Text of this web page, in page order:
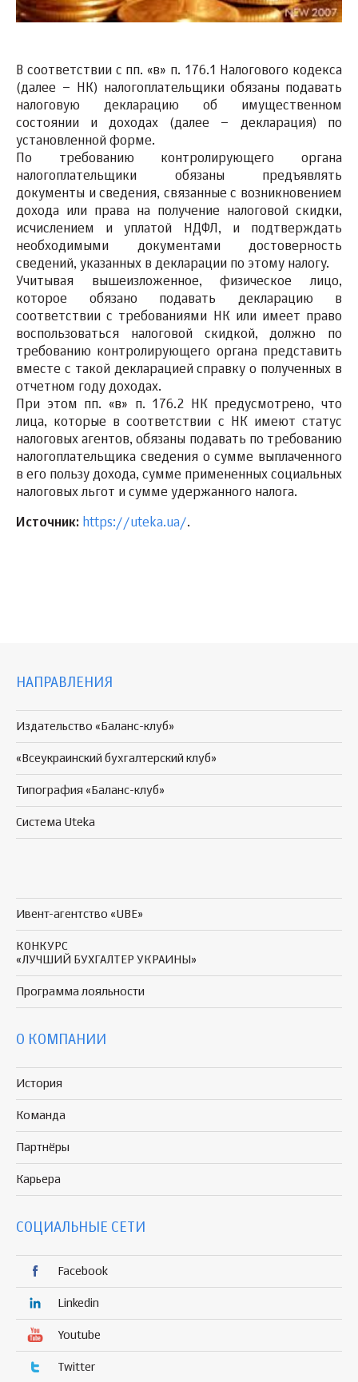
В соответствии с пп. «в» п. 176.1 Налогового кодекса
(далее – НК) налогоплательщики обязаны подавать
налоговую декларацию об имущественном
состоянии и доходах (далее – декларация) по
установленной форме.
По требованию контролирующего органа
налогоплательщики обязаны предъявлять
документы и сведения, связанные с возникновением
дохода или права на получение налоговой скидки,
исчислением и уплатой НДФЛ, и подтверждать
необходимыми документами достоверность
сведений, указанных в декларации по этому налогу.
Учитывая вышеизложенное, физическое лицо,
которое обязано подавать декларацию в
соответствии с требованиями НК или имеет право
воспользоваться налоговой скидкой, должно по
требованию контролирующего органа представить
вместе с такой декларацией справку о полученных в
отчетном году доходах.
При этом пп. «в» п. 176.2 НК предусмотрено, что
лица, которые в соответствии с НК имеют статус
налоговых агентов, обязаны подавать по требованию
налогоплательщика сведения о сумме выплаченного
в его пользу дохода, сумме примененных социальных
налоговых льгот и сумме удержанного налога.
Источник: https://uteka.ua/.
НАПРАВЛЕНИЯ
Издательство «Баланс-клуб»
«Всеукраинский бухгалтерский клуб»
Типография «Баланс-клуб»
Система Uteka
Ивент-агентство «UBE»
КОНКУРС
«ЛУЧШИЙ БУХГАЛТЕР УКРАИНЫ»
Программа лояльности
О КОМПАНИИ
История
Команда
Партнёры
Карьера
СОЦИАЛЬНЫЕ СЕТИ
Facebook
Linkedin
Youtube
Twitter